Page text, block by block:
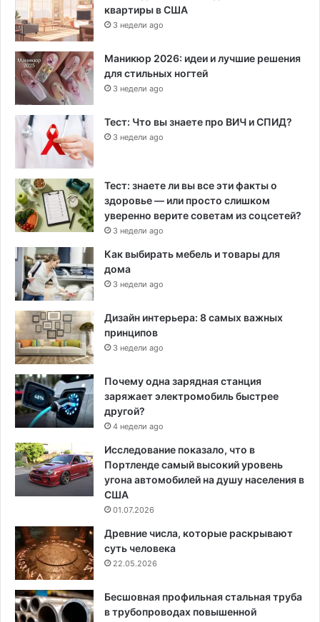
квартиры в США
3 недели ago
Маникюр 2026: идеи и лучшие решения
для стильных ногтей
3 недели ago
Тест: Что вы знаете про ВИЧ и СПИД?
3 недели ago
Тест: знаете ли вы все эти факты о
здоровье — или просто слишком
уверенно верите советам из соцсетей?
3 недели ago
Как выбирать мебель и товары для
дома
3 недели ago
Дизайн интерьера: 8 самых важных
принципов
3 недели ago
Почему одна зарядная станция
заряжает электромобиль быстрее
другой?
4 недели ago
Исследование показало, что в
Портленде самый высокий уровень
угона автомобилей на душу населения в
США
01.07.2026
Древние числа, которые раскрывают
суть человека
22.05.2026
Бесшовная профильная стальная труба
в трубопроводах повышенной